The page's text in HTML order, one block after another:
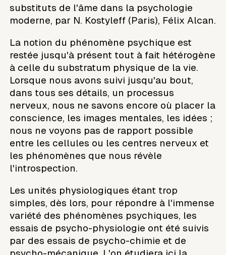
substituts de l'âme dans la psychologie
moderne, par N. Kostyleff (Paris), Félix Alcan.
La notion du phénomène psychique est
restée jusqu'à présent tout à fait hétérogène
à celle du substratum physique de la vie.
Lorsque nous avons suivi jusqu'au bout,
dans tous ses détails, un processus
nerveux, nous ne savons encore où placer la
conscience, les images mentales, les idées ;
nous ne voyons pas de rapport possible
entre les cellules ou les centres nerveux et
les phénomènes que nous révèle
l'introspection.
Les unités physiologiques étant trop
simples, dès lors, pour répondre à l'immense
variété des phénomènes psychiques, les
essais de psycho-physiologie ont été suivis
par des essais de psycho-chimie et de